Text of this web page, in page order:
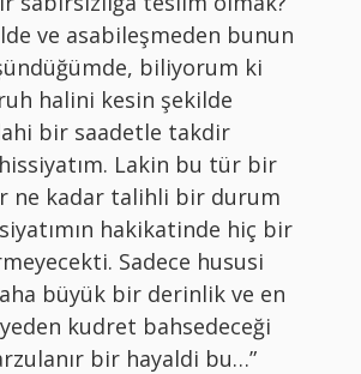
ve asabileşmeden bunun
biliyorum ki
halini kesin şekilde
bir saadetle takdir
Lakin bu tür bir
ne kadar talihli bir durum
hakikatinde hiç bir
Sadece hususi
büyük bir derinlik ve en
kudret bahsedeceği
bir hayaldi bu…”